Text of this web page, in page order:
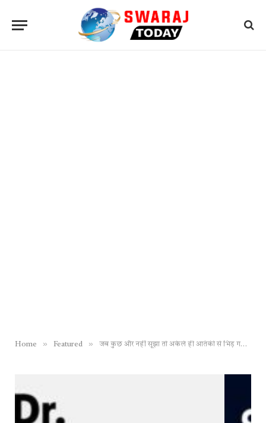
Home » Featured » जब कुछ और नहीं सूझा तो अकेले ही आतंकी से भिड़ गया सैयद आदिल हुसैन, खुद की जान दे कईयों को बचाया